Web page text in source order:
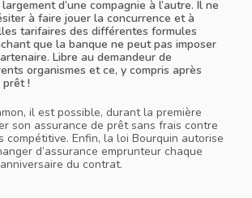
d’une compagnie à l’autre. Il ne
à faire jouer la concurrence et à
tarifaires des différentes formules
que la banque ne peut pas imposer
Libre au demandeur de
organismes et ce, y compris après
!
il est possible, durant la première
son assurance de prêt sans frais contre
compétitive. Enfin, la loi Bourquin autorise
d’assurance emprunteur chaque
du contrat.